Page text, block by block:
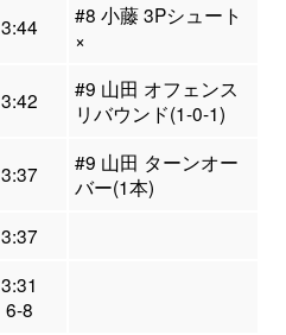
3:44
#8 小藤 3Pシュート
×
3:42
#9 山田 オフェンス
リバウンド(1-0-1)
3:37
#9 山田 ターンオー
バー(1本)
3:37
3:31
6-8